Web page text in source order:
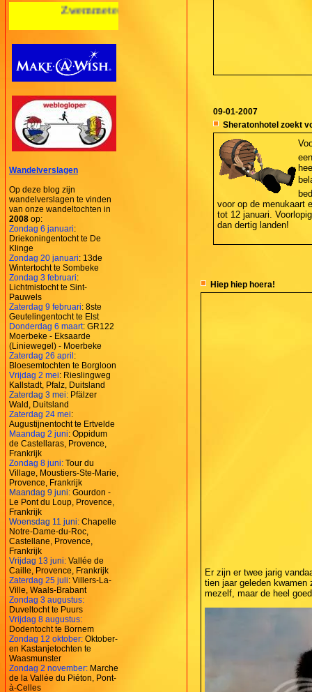
2012: nul m
Wandelverslagen
Op deze blog zijn
wandelverslagen te vinden
van onze wandeltochten in
2008 op:
Zondag 6 januari:
Driekoningentocht te De
Klinge
Zondag 20 januari: 13de
Wintertocht te Sombeke
Zondag 3 februari:
Lichtmistocht te Sint-
Pauwels
Zaterdag 9 februari: 8ste
Geutelingentocht te Elst
Donderdag 6 maart: GR122
Moerbeke - Eksaarde
(Liniewegel) - Moerbeke
Zaterdag 26 april:
Bloesemtochten te Borgloon
Vrijdag 2 mei: Rieslingweg
Kallstadt, Pfalz, Duitsland
Zaterdag 3 mei: Pfälzer
Wald, Duitsland
Zaterdag 24 mei:
Augustijnentocht te Ertvelde
Maandag 2 juni: Oppidum
de Castellaras, Provence,
Frankrijk
Zondag 8 juni: Tour du
Village, Moustiers-Ste-Marie,
Provence, Frankrijk
Maandag 9 juni: Gourdon -
Le Pont du Loup, Provence,
Frankrijk
Woensdag 11 juni: Chapelle
Notre-Dame-du-Roc,
Castellane, Provence,
Frankrijk
Vrijdag 13 juni: Vallée de
Caille, Provence, Frankrijk
Zaterdag 25 juli: Villers-La-
Ville, Waals-Brabant
Zondag 3 augustus:
Duveltocht te Puurs
Vrijdag 8 augustus:
Dodentocht te Bornem
Zondag 12 oktober: Oktober-
en Kastanjetochten te
Waasmunster
Zondag 2 november: Marche
de la Vallée du Piéton, Pont-
à-Celles
09-01-2007
Sheratonhotel zoekt
voor op de menukaart
tot 12 januari.
dan dertig landen!
Hiep hiep hoera!
Er zijn er twee jarig
tien jaar geleden
mezelf, maar de heel